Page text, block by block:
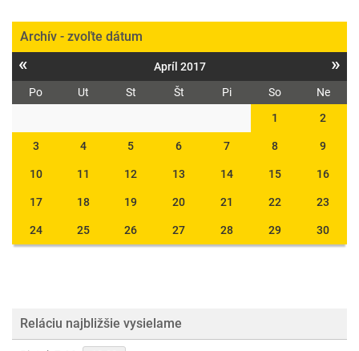
Archív - zvoľte dátum
« Apríl 2017 »
Po Ut St Št Pi So
Ne
1
2
3 4 5 6 7 8 9
10 11 12 13 14 15 16
17 18 19 20 21 22 23
24 25 26 27 28 29 30
Reláciu najbližšie vysielame